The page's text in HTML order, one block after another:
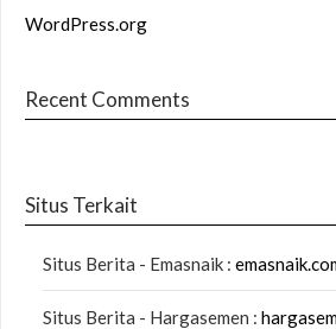
WordPress.org
Recent Comments
Situs Terkait
Situs Berita - Emasnaik :
Situs Berita - Hargasemen :